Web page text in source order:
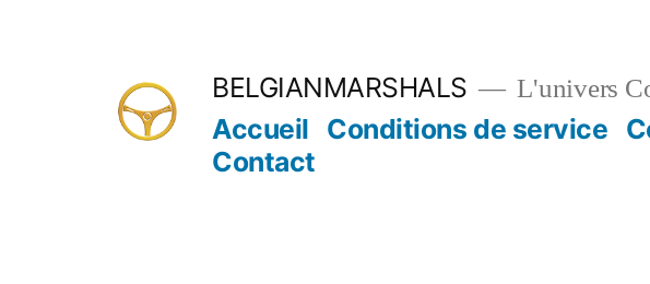
BELGIANMARSHALS L'univers
Accueil Conditions de service
Contact